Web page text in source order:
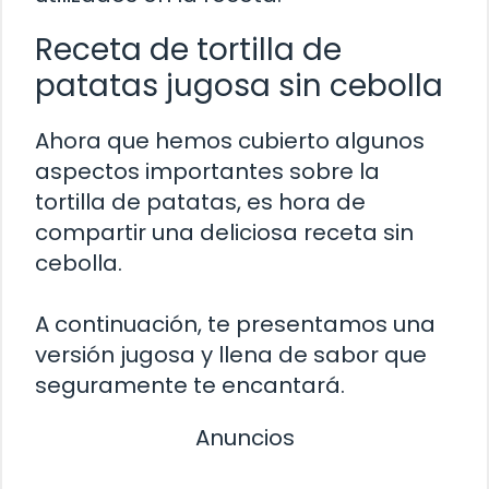
Receta de tortilla de
patatas jugosa sin cebolla
Ahora que hemos cubierto algunos
aspectos importantes sobre la
tortilla de patatas, es hora de
compartir una deliciosa receta sin
cebolla.
A continuación, te presentamos una
versión jugosa y llena de sabor que
seguramente te encantará.
Anuncios